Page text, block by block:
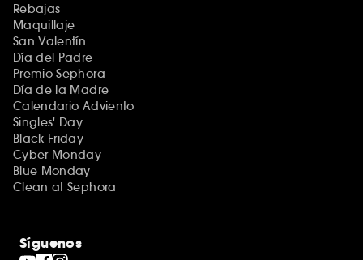
Rebajas
Maquillaje
San Valentín
Día del Padre
Premio Sephora
Día de la Madre
Calendario Adviento
Singles' Day
Black Friday
Cyber Monday
Blue Monday
Clean at Sephora
Síguenos